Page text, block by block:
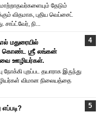
தேடும்
விதமாக, புதிய வெப்சைட்
சாப்ட்வேர், நி...
மதுரையில்
கொண்ட ஶ்ரீ லங்கன்
ஊழியர்கள்.
நோக்கி புறப்பட தயாராக இருந்து
விமான நிலையத்தை